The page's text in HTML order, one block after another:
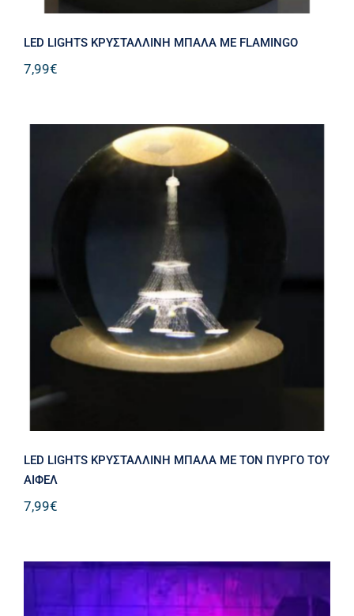
LED LIGHTS ΚΡΥΣΤΑΛΛΙΝΗ ΜΠΑΛΑ ME FLAMINGO
7,99€
LED LIGHTS ΚΡΥΣΤΑΛΛΙΝΗ ΜΠΑΛΑ
ME ΤΟΝ ΠΥΡΓΟ ΤΟΥ ΑΙΦΕΛ
LED LIGHTS ΚΡΥΣΤΑΛΛΙΝΗ ΜΠΑΛΑ ME ΤΟΝ ΠΥΡΓΟ ΤΟΥ
ΑΙΦΕΛ
7,99€